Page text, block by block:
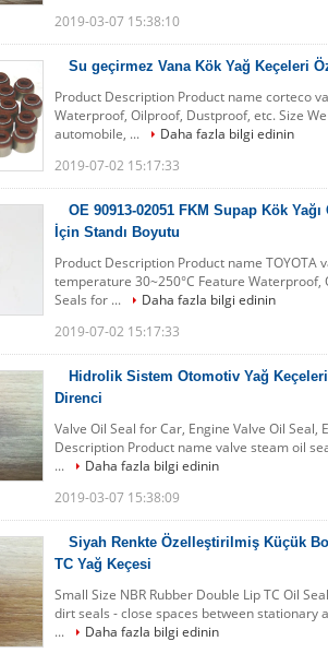
2019-03-07 15:38:10
Su geçirmez Vana Kök Yağ Keçeleri
Product Description Product name corteco
Waterproof, Oilproof, Dustproof, etc. Size
automobile, ...
Daha fazla bilgi edinin
2019-07-02 15:17:33
OE 90913-02051 FKM Supap Kök
İçin Standı Boyutu
Product Description Product name TOYOTA
temperature 30~250°C Feature Waterproof,
Seals for ...
Daha fazla bilgi edinin
2019-07-02 15:17:33
Hidrolik Sistem Otomotiv Yağ
Direnci
Valve Oil Seal for Car, Engine Valve Oil
Description Product name valve steam oil
...
Daha fazla bilgi edinin
2019-03-07 15:38:09
Siyah Renkte Özelleştirilmiş Küçük
TC Yağ Keçesi
Small Size NBR Rubber Double Lip TC Oil
dirt seals - close spaces between stationary
...
Daha fazla bilgi edinin